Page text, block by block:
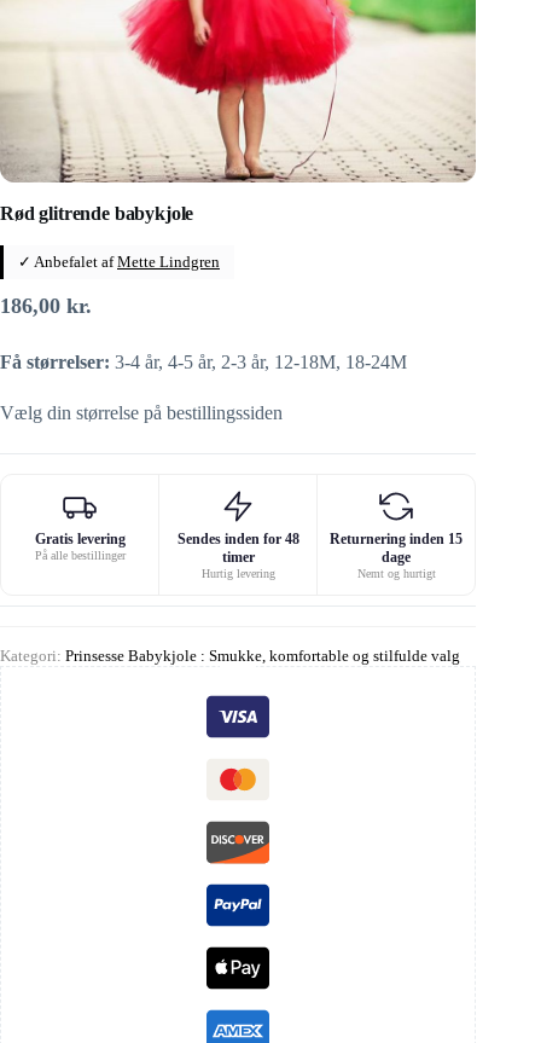
Rød glitrende babykjole
✓ Anbefalet afMette Lindgren
186,00 kr.
Få størrelser: 3-4 år, 4-5 år, 2-3 år, 12-18M, 18-24M
Vælg din størrelse på bestillingssiden
Gratis levering
På alle bestillinger
Sendes inden for 48
timer
Hurtig levering
Returnering inden 15
dage
Nemt og hurtigt
Kategori: Prinsesse Babykjole : Smukke, komfortable og stilfulde valg